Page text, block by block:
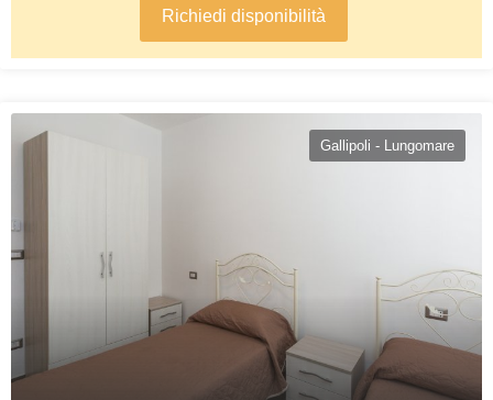
Richiedi disponibilità
Gallipoli - Lungomare